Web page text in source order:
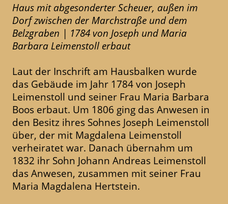
Haus mit abgesonderter Scheuer, außen im
Dorf zwischen der Marchstraße und dem
Belzgraben | 1784 von Joseph und Maria
Barbara Leimenstoll erbaut
Laut der Inschrift am Hausbalken wurde
das Gebäude im Jahr 1784 von Joseph
Leimenstoll und seiner Frau Maria Barbara
Boos erbaut. Um 1806 ging das Anwesen in
den Besitz ihres Sohnes Joseph Leimenstoll
über, der mit Magdalena Leimenstoll
verheiratet war. Danach übernahm um
1832 ihr Sohn Johann Andreas Leimenstoll
das Anwesen, zusammen mit seiner Frau
Maria Magdalena Hertstein.